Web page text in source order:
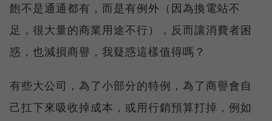
飽不是通通都有，而是有例外（因為換電站不
足，很大量的商業用途不行），反而讓消費者困
惑，也減損商譽，我疑惑這樣值得嗎？
有些大公司，為了小部分的特例，為了商譽會自
己扛下來吸收掉成本，或用行銷預算打掉，例如